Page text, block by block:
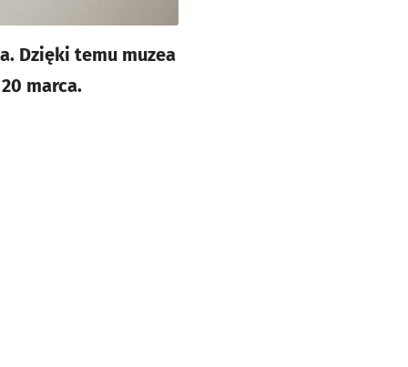
Dzięki temu muzea
marca.